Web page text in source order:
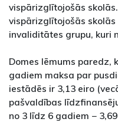
vispārizglītojošās
vispārizglītojošās skolās
invaliditātes grupu, kuri
Domes lēmums paredz,
gadiem maksa par
iestādēs ir 3,13 eiro
pašvaldības
no 3 līdz 6 gadiem −